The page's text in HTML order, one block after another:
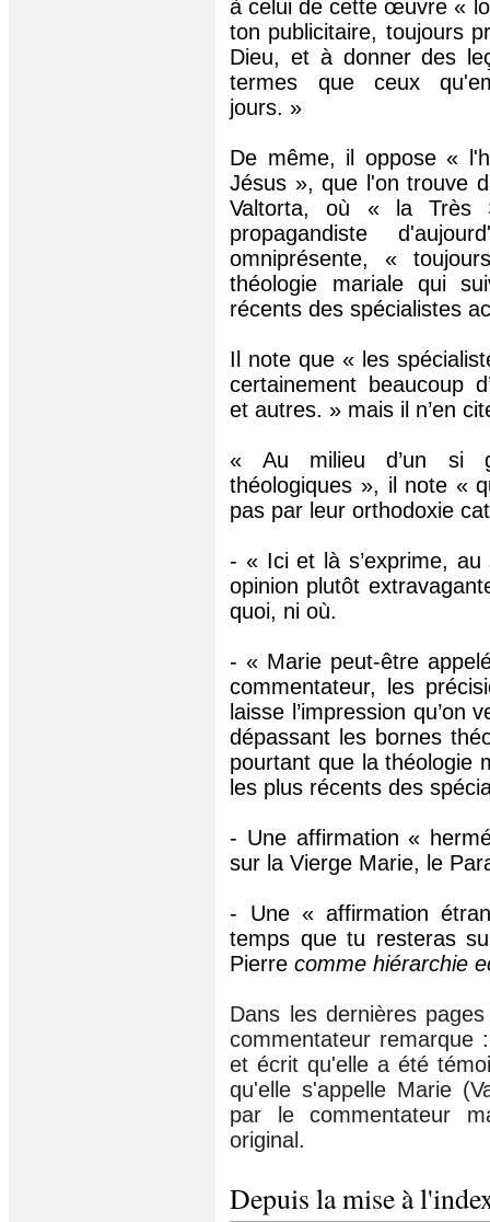
à celui de cette œuvre «
ton publicitaire, toujours
Dieu, et à donner des
termes que ceux
jours. »
De même, il oppose «
Jésus », que l'on trouve
Valtorta, où « la Très
propagandiste
omniprésente, «
théologie mariale qui
récents des spécialistes
Il note que « les
certainement beaucoup
et autres. » mais il n’en
« Au milieu d’un si
théologiques », il note «
pas par leur orthodoxie
- « Ici et là s’exprime, au
opinion plutôt
quoi, ni où.
- « Marie peut-être
commentateur, les
laisse l’impression qu’on
dépassant les bornes
pourtant que la théologie
les plus récents des
- Une affirmation «
sur la Vierge Marie, le
- Une « affirmation
temps que tu resteras
Pierrecomme hiérarchie
Dans les dernières
commentateur
et écrit qu'elle a été
qu'elle s'appelle Marie
par le commentateur
original.
Depuis la mise à